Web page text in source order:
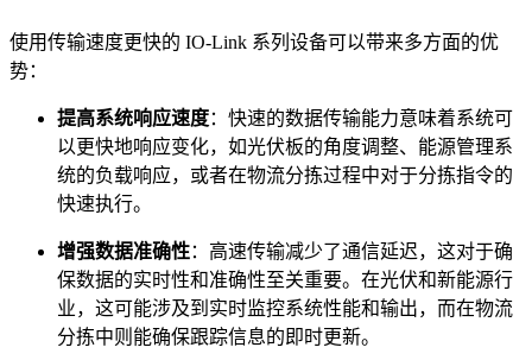
使用传输速度更快的 IO-Link 系列设备可以带来多方面的优
势：
提高系统响应速度：快速的数据传输能力意味着系统可
以更快地响应变化，如光伏板的角度调整、能源管理系
统的负载响应，或者在物流分拣过程中对于分拣指令的
快速执行。
增强数据准确性：高速传输减少了通信延迟，这对于确
保数据的实时性和准确性至关重要。在光伏和新能源行
业，这可能涉及到实时监控系统性能和输出，而在物流
分拣中则能确保跟踪信息的即时更新。